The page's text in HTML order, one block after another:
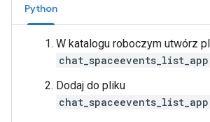
Python
W katalogu roboczym utwórz
Dodaj do pliku